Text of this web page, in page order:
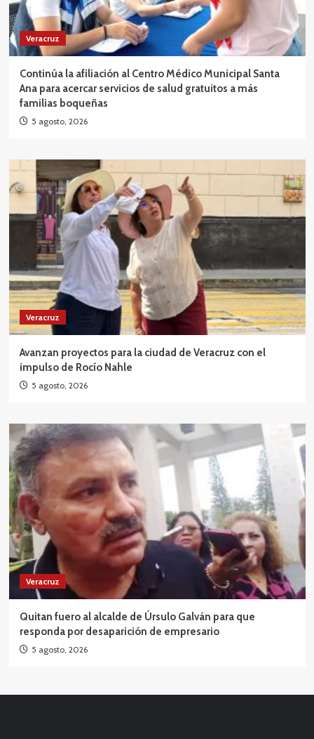
Veracruz
Continúa la afiliación al Centro Médico Municipal Santa
Ana para acercar servicios de salud gratuitos a más
familias boqueñas
5 agosto, 2026
Veracruz
Avanzan proyectos para la ciudad de Veracruz con el
impulso de Rocío Nahle
5 agosto, 2026
Veracruz
Quitan fuero al alcalde de Úrsulo Galván para que
responda por desaparición de empresario
5 agosto, 2026